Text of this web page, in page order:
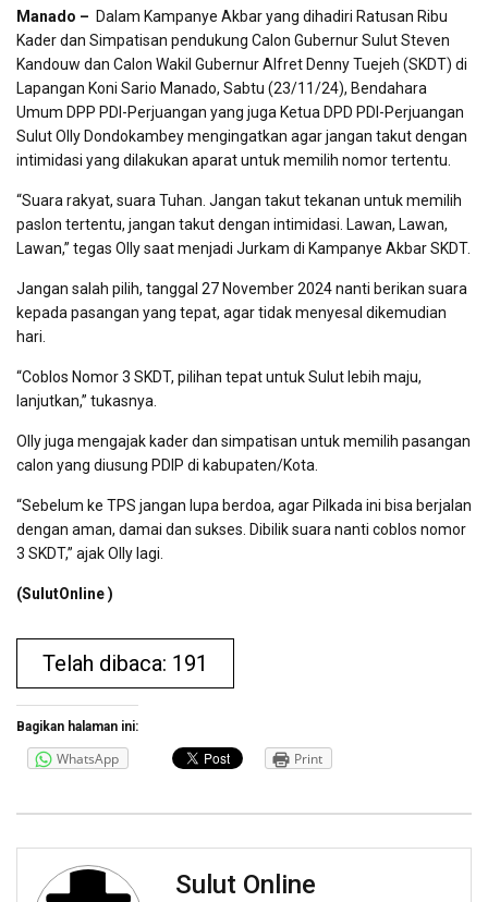
Manado – Dalam Kampanye Akbar yang dihadiri Ratusan Ribu
Kader dan Simpatisan pendukung Calon Gubernur Sulut Steven
Kandouw dan Calon Wakil Gubernur Alfret Denny Tuejeh (SKDT) di
Lapangan Koni Sario Manado, Sabtu (23/11/24), Bendahara
Umum DPP PDI-Perjuangan yang juga Ketua DPD PDI-Perjuangan
Sulut Olly Dondokambey mengingatkan agar jangan takut dengan
intimidasi yang dilakukan aparat untuk memilih nomor tertentu.
“Suara rakyat, suara Tuhan. Jangan takut tekanan untuk memilih
paslon tertentu, jangan takut dengan intimidasi. Lawan, Lawan,
Lawan,” tegas Olly saat menjadi Jurkam di Kampanye Akbar SKDT.
Jangan salah pilih, tanggal 27 November 2024 nanti berikan suara
kepada pasangan yang tepat, agar tidak menyesal dikemudian
hari.
“Coblos Nomor 3 SKDT, pilihan tepat untuk Sulut lebih maju,
lanjutkan,” tukasnya.
Olly juga mengajak kader dan simpatisan untuk memilih pasangan
calon yang diusung PDIP di kabupaten/Kota.
“Sebelum ke TPS jangan lupa berdoa, agar Pilkada ini bisa berjalan
dengan aman, damai dan sukses. Dibilik suara nanti coblos nomor
3 SKDT,” ajak Olly lagi.
(SulutOnline )
Telah dibaca: 191
Bagikan halaman ini:
WhatsApp Print
Sulut Online